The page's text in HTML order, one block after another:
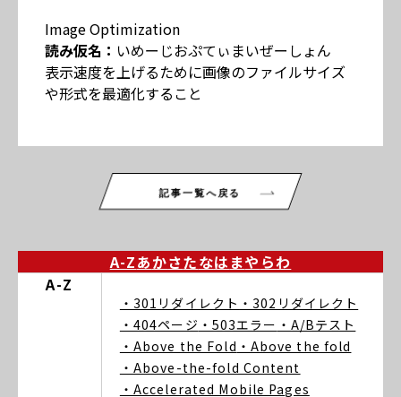
Image Optimization
読み仮名： いめーじおぷてぃまいぜーしょん
表示速度を上げるために画像のファイルサイズ
や形式を最適化すること
記事一覧へ戻る
A-Zあかさたなは まや らわ
A-Z
・301リダイレクト ・302リダイレクト
・404ページ ・503エラー ・A/Bテスト
・Above the Fold ・Above the fold
・Above-the-fold Content
・Accelerated Mobile Pages